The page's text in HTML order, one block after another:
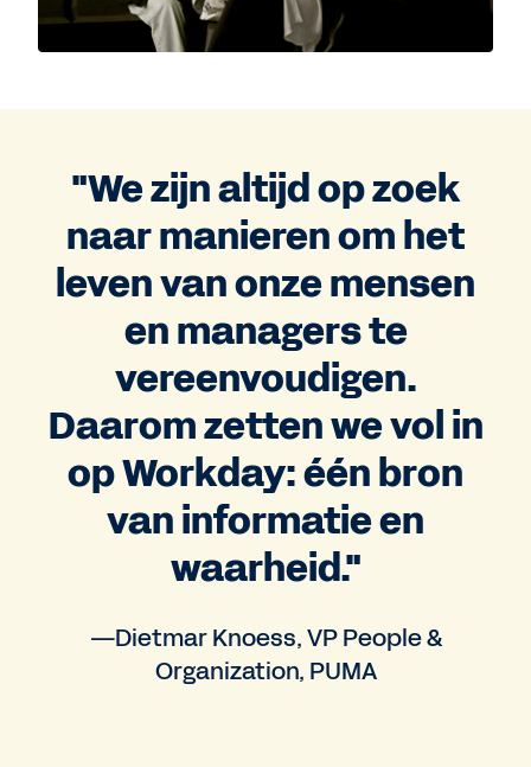
"We zijn altijd op zoek
naar manieren om het
leven van onze mensen
en managers te
vereenvoudigen.
Daarom zetten we vol in
op Workday: één bron
van informatie en
waarheid."
—Dietmar Knoess, VP People &
Organization, PUMA